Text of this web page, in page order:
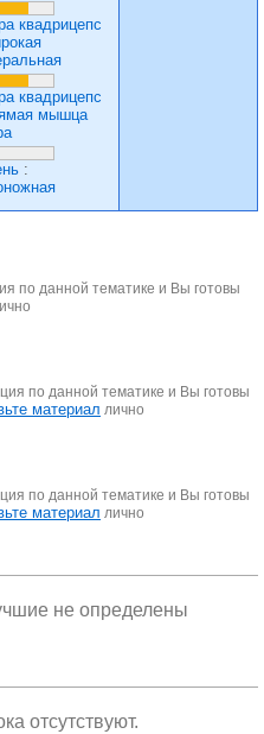
квадрицепс
квадрицепс
мышца
:
по данной тематике и Вы готовы
по данной тематике и Вы готовы
материал лично
по данной тематике и Вы готовы
материал лично
не определены
отсутствуют.